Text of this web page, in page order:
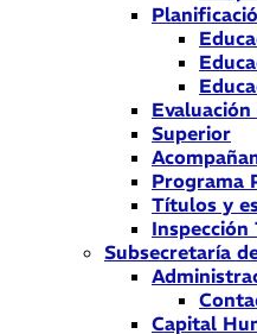
Superior
Programa
Títulos y
Inspección
Subsecretaría
Capital